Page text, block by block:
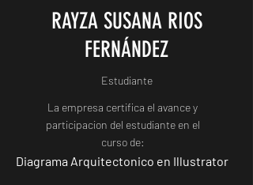
RAYZA SUSANA RIOS
FERNÁNDEZ
Estudiante
La empresa certifica el avance y
participacion del estudiante en el
curso de:
Diagrama Arquitectonico en Illustrator